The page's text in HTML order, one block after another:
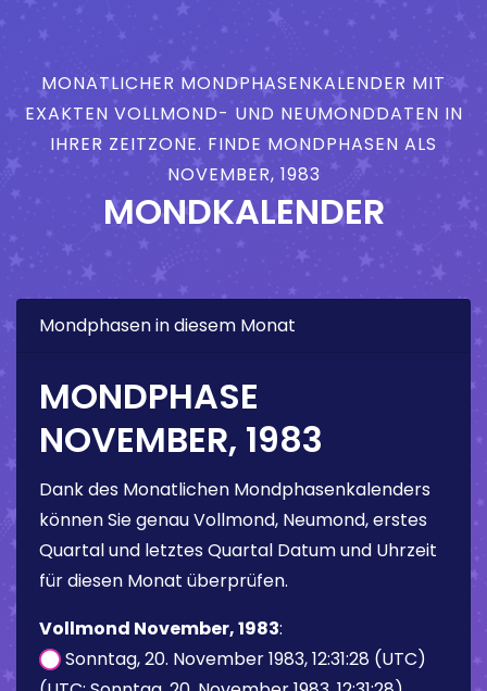
MONATLICHER MONDPHASENKALENDER MIT
EXAKTEN VOLLMOND- UND NEUMONDDATEN IN
IHRER ZEITZONE. FINDE MONDPHASEN ALS
NOVEMBER, 1983
MONDKALENDER
Mondphasen in diesem Monat
MONDPHASE
NOVEMBER, 1983
Dank des Monatlichen Mondphasenkalenders
können Sie genau Vollmond, Neumond, erstes
Quartal und letztes Quartal Datum und Uhrzeit
für diesen Monat überprüfen.
Vollmond November, 1983:
Sonntag, 20. November 1983, 12:31:28 (UTC)